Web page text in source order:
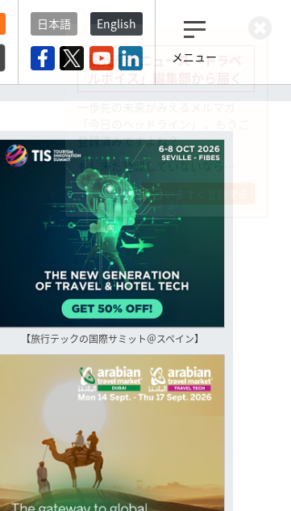
日本語 English
メニュー
【旅行テックの国際サミット＠スペイン】
観光産業ニュース「トラベ
登録済みですよね？
もし未だ登録していないなら…
いますぐ登録する